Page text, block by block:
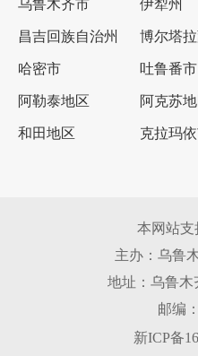
乌鲁木齐市 伊犁州
昌吉回族自治州
哈密市 吐鲁番市
阿勒泰地区 阿克苏
和田地区 克拉玛
本网站支
主办：乌鲁
地址：乌鲁木
邮编
新ICP备